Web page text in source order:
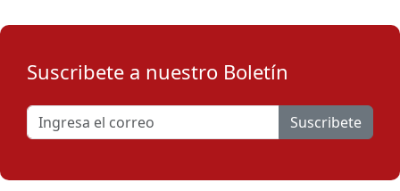
Suscribete a nuestro Boletín
Suscribete